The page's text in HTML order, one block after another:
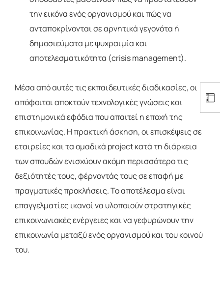
την εικόνα ενός οργανισμού και πώς να
ανταποκρίνονται σε αρνητικά γεγονότα ή
δημοσιεύματα με ψυχραιμία και
αποτελεσματικότητα (crisis management).
Μέσα από αυτές τις εκπαιδευτικές διαδικασίες, οι
απόφοιτοι αποκτούν τεχνολογικές γνώσεις και
επιστημονικά εφόδια που απαιτεί η εποχή της
επικοινωνίας. Η πρακτική άσκηση, οι επισκέψεις σε
εταιρείες και τα ομαδικά project κατά τη διάρκεια
των σπουδών ενισχύουν ακόμη περισσότερο τις
δεξιότητές τους, φέρνοντάς τους σε επαφή με
πραγματικές προκλήσεις. Το αποτέλεσμα είναι
επαγγελματίες ικανοί να υλοποιούν στρατηγικές
επικοινωνιακές ενέργειες και να γεφυρώνουν την
επικοινωνία μεταξύ ενός οργανισμού και του κοινού
του.